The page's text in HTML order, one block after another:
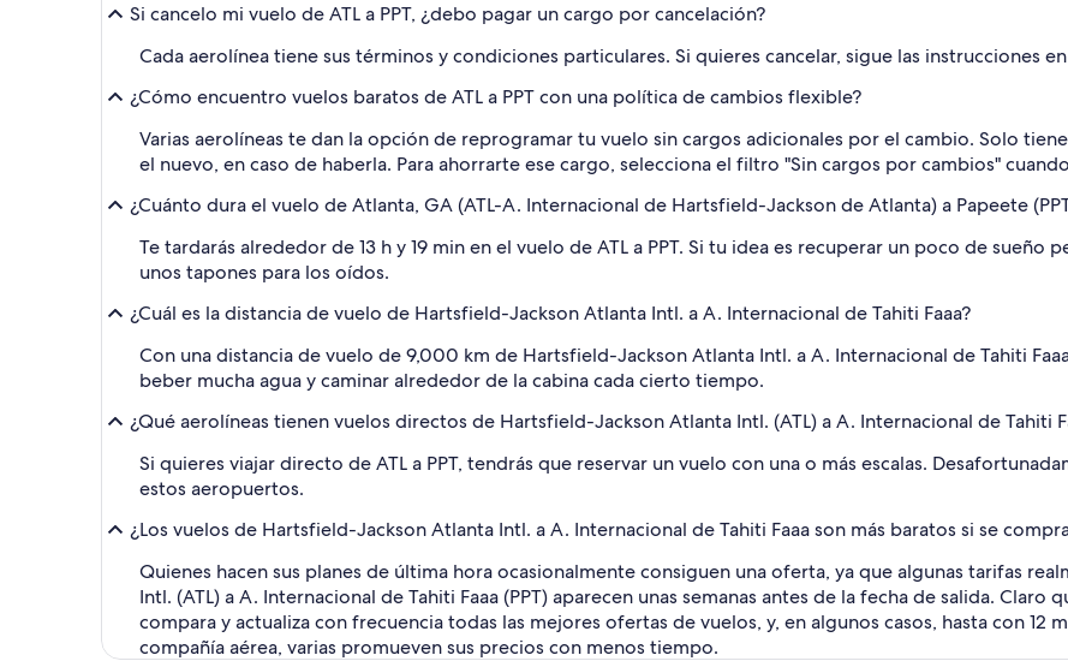
Si cancelo mi vuelo de ATL a PPT, ¿debo pagar un cargo por cancelación?
Cada aerolínea tiene sus términos y condiciones particulares. Si quieres cancelar, sigue las instrucciones
¿Cómo encuentro vuelos baratos de ATL a PPT con una política de cambios flexible?
Varias aerolíneas te dan la opción de reprogramar tu vuelo sin cargos adicionales por el cambio. Solo
el nuevo, en caso de haberla. Para ahorrarte ese cargo, selecciona el filtro "Sin cargos por cambios"
¿Cuánto dura el vuelo de Atlanta, GA (ATL-A. Internacional de Hartsfield-Jackson de Atlanta) a Papeete
Te tardarás alrededor de 13 h y 19 min en el vuelo de ATL a PPT. Si tu idea es recuperar un poco de sueño
unos tapones para los oídos.
¿Cuál es la distancia de vuelo de Hartsfield-Jackson Atlanta Intl. a A. Internacional de Tahiti Faaa?
Con una distancia de vuelo de 9,000 km de Hartsfield-Jackson Atlanta Intl. a A. Internacional de Tahiti
beber mucha agua y caminar alrededor de la cabina cada cierto tiempo.
¿Qué aerolíneas tienen vuelos directos de Hartsfield-Jackson Atlanta Intl. (ATL) a A. Internacional de Tahiti
Si quieres viajar directo de ATL a PPT, tendrás que reservar un vuelo con una o más escalas.
estos aeropuertos.
¿Los vuelos de Hartsfield-Jackson Atlanta Intl. a A. Internacional de Tahiti Faaa son más baratos si se
Quienes hacen sus planes de última hora ocasionalmente consiguen una oferta, ya que algunas tarifas
Intl. (ATL) a A. Internacional de Tahiti Faaa (PPT) aparecen unas semanas antes de la fecha de salida.
compara y actualiza con frecuencia todas las mejores ofertas de vuelos, y, en algunos casos, hasta con 12
compañía aérea, varias promueven sus precios con menos tiempo.